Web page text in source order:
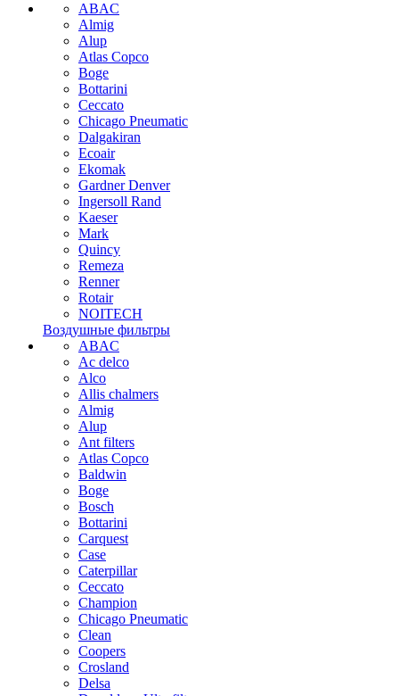
ABAC
Almig
Alup
Atlas Copco
Boge
Bottarini
Ceccato
Chicago Pneumatic
Dalgakiran
Ecoair
Ekomak
Gardner Denver
Ingersoll Rand
Kaeser
Mark
Quincy
Remeza
Renner
Rotair
NOITECH
Воздушные фильтры
ABAC
Ac delco
Alco
Allis chalmers
Almig
Alup
Ant filters
Atlas Copco
Baldwin
Boge
Bosch
Bottarini
Carquest
Case
Caterpillar
Ceccato
Champion
Chicago Pneumatic
Clean
Coopers
Crosland
Delsa